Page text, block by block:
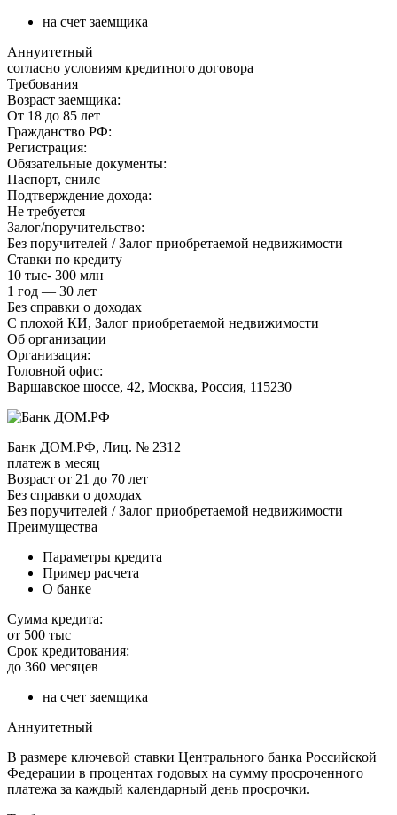
на счет заемщика
Аннуитетный
согласно условиям кредитного договора
Требования
Возраст заемщика:
От 18 до 85 лет
Гражданство РФ:
Регистрация:
Обязательные документы:
Паспорт, снилс
Подтверждение дохода:
Не требуется
Залог/поручительство:
Без поручителей / Залог приобретаемой недвижимости
Ставки по кредиту
10 тыс- 300 млн
1 год — 30 лет
Без справки о доходах
С плохой КИ, Залог приобретаемой недвижимости
Об организации
Организация:
Головной офис:
Варшавское шоссе, 42, Москва, Россия, 115230
Банк ДОМ.РФ, Лиц. № 2312
платеж в месяц
Возраст от 21 до 70 лет
Без справки о доходах
Без поручителей / Залог приобретаемой недвижимости
Преимущества
Параметры кредита
Пример расчета
О банке
Сумма кредита:
от 500 тыс
Срок кредитования:
до 360 месяцев
на счет заемщика
Аннуитетный
В размере ключевой ставки Центрального банка Российской
Федерации в процентах годовых на сумму просроченного
платежа за каждый календарный день просрочки.